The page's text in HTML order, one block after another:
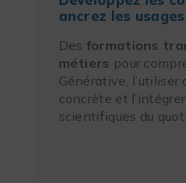
ancrez les usages
Des formations
métiers pour
Générative, l’utiliser
concrète et
scientifiques du